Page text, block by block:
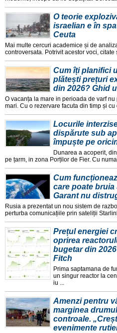
O teorie
israelian e în
Ceuta
Mai multe cercuri academice și de
controversata. Potrivit acestor voci, citate
Cum îți planifici
plătești prețuri
din 2026? Ghid
O vacanța la mare in perioada de varf
mari. Cu o rezervare facuta din timp și cu
Locurile
dispărute sub
împuște pe
Dunarea a acoperit,
pe țarm, in zona Porților de Fier. Cu
Cum
care poate bruia
Garant nu
Rusia a prezentat un nou sistem de
perturba comunicațiile prin sateliții
Prețul energiei
oprirea
bugetar din
Fitch
Prima saptamana de
un singur reactor la
iu ...
Amenzi pentru
marginea
controale.
evenimente